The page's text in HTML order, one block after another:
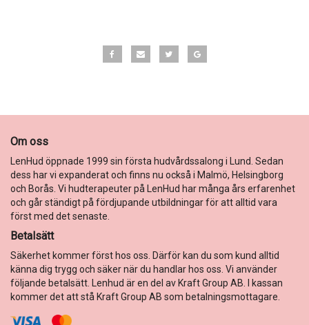
Om oss
LenHud öppnade 1999 sin första hudvårdssalong i Lund. Sedan
dess har vi expanderat och finns nu också i Malmö, Helsingborg
och Borås. Vi hudterapeuter på LenHud har många års erfarenhet
och går ständigt på fördjupande utbildningar för att alltid vara
först med det senaste.
Betalsätt
Säkerhet kommer först hos oss. Därför kan du som kund alltid
känna dig trygg och säker när du handlar hos oss. Vi använder
följande betalsätt. Lenhud är en del av Kraft Group AB. I kassan
kommer det att stå Kraft Group AB som betalningsmottagare.